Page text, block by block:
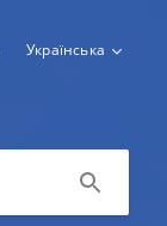
Українська